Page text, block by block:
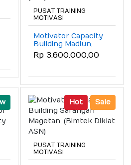
PUSAT TRAINING
MOTIVASI
Motivator Capacity
Building Madiun,
Resmi! (No.1)
Rp 3.600.000,00
Hot Sale
PUSAT TRAINING
MOTIVASI